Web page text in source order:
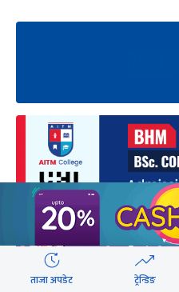
ताजा अपडेट ट्रेन्डिङ